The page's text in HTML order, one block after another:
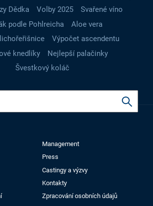
Dědka
Volby 2025
Svařené víno
podle Pohlreicha
Aloe vera
Výpočet ascendentu
knedlíky
Nejlepší palačinky
Švestkový koláč
Management
Press
Castingy a výzvy
Kontakty
Zpracování osobních údajů